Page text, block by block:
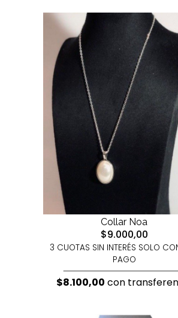
Collar Noa
$9.000,00
3 CUOTAS SIN INTERÉS SOLO
PAGO
$8.100,00 con